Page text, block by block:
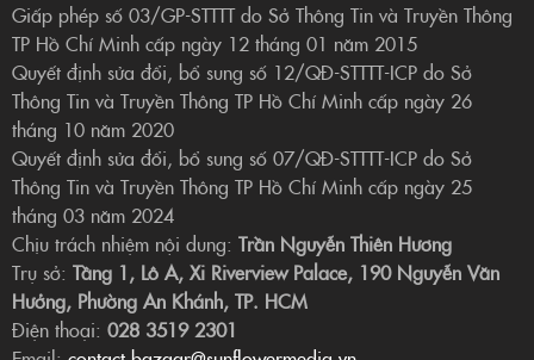
Giấp phép số 03/GP-STTTT do Sở Thông Tin và Truyền Thông
TP Hồ Chí Minh cấp ngày 12 tháng 01 năm 2015
Quyết định sửa đổi, bổ sung số 12/QĐ-STTTT-ICP do Sở
Thông Tin và Truyền Thông TP Hồ Chí Minh cấp ngày 26
tháng 10 năm 2020
Quyết định sửa đổi, bổ sung số 07/QĐ-STTTT-ICP do Sở
Thông Tin và Truyền Thông TP Hồ Chí Minh cấp ngày 25
tháng 03 năm 2024
Chịu trách nhiệm nội dung: Trần Nguyễn Thiên Hương
Trụ sở: Tầng 1, Lô A, Xi Riverview Palace, 190 Nguyễn Văn
Hưởng, Phường An Khánh, TP. HCM
Điện thoại: 028 3519 2301